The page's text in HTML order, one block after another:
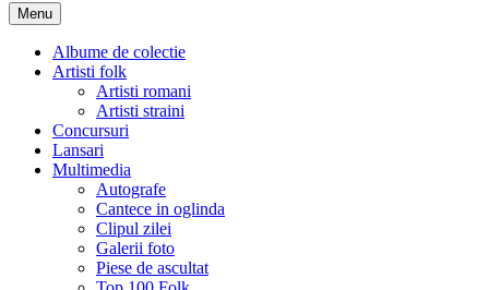
Menu Skip
to
content
Albume de colectie
Artisti folk
Artisti romani
Artisti straini
Concursuri
Lansari
Multimedia
Autografe
Cantece in oglinda
Clipul zilei
Galerii foto
Piese de ascultat